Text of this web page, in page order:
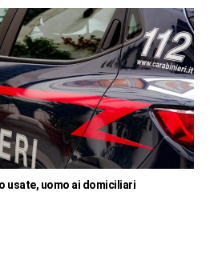
usate, uomo ai domiciliari